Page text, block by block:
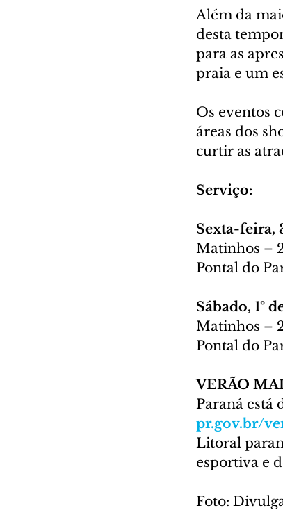
Além da
desta
para as
praia e um
Os eventos
áreas dos
curtir as
Serviço:
Sexta-feira,
Matinhos –
Pontal do
Sábado, 1º
Matinhos –
Pontal do
VERÃO
Paraná está
pr.gov.br/
Litoral
esportiva e
Foto: